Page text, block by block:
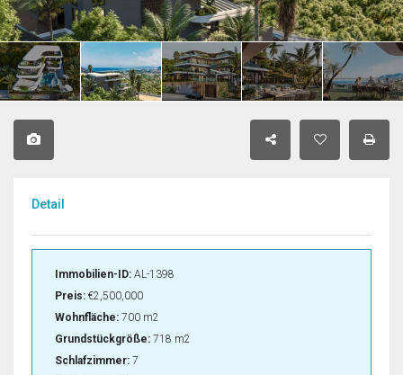
Detail
Immobilien-ID: AL-1398
Preis: €2,500,000
Wohnfläche: 700 m2
Grundstückgröße: 718 m2
Schlafzimmer: 7